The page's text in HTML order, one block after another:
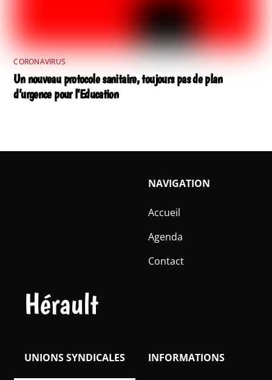
CORONAVIRUS
Un nouveau protocole sanitaire, toujours pas de plan
d’urgence pour l’Education
Hérault
NAVIGATION
Accueil
Agenda
Contact
INFORMATIONS
UNIONS SYNDICALES